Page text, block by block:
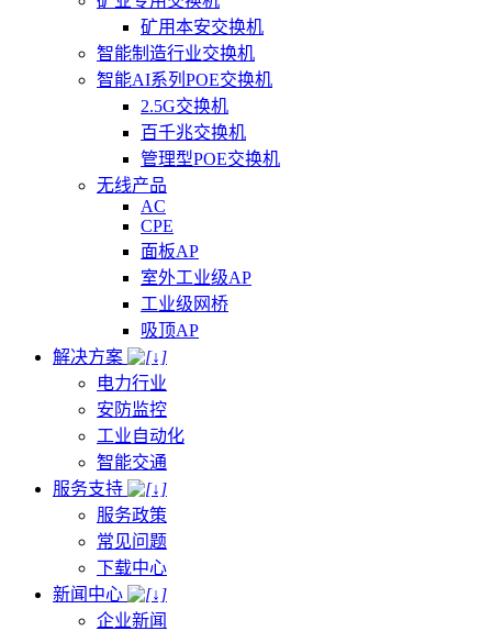
矿用本安交换机
智能制造行业交换机
智能AI系列POE交换机
2.5G交换机
百千兆交换机
管理型POE交换机
无线产品
AC
CPE
面板AP
室外工业级AP
工业级网桥
吸顶AP
解决方案
电力行业
安防监控
工业自动化
智能交通
服务支持
服务政策
常见问题
下载中心
新闻中心
企业新闻